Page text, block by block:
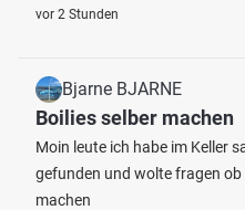
vor 2 Stunden
Bjarne BJARNE
Boilies selber machen
Moin leute ich habe im Keller
gefunden und wolte fragen
machen